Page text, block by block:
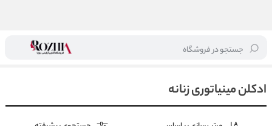
جستجو در فروشگاه خانه / عطر و ادکلن/ ادکلن مینیاتوری
ادکلن مینیاتوری زنانه